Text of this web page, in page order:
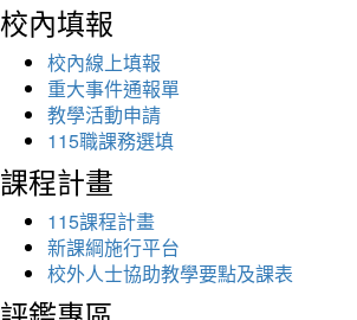
校內填報
校內線上填報
重大事件通報單
教學活動申請
115職課務選填
課程計畫
115課程計畫
新課綱施行平台
校外人士協助教學要點及課表